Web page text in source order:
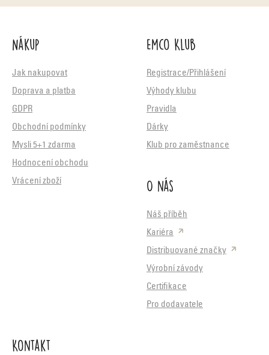
Nákup
Jak nakupovat
Doprava a platba
GDPR
Obchodní podmínky
Mysli 5+1 zdarma
Hodnocení obchodu
Vrácení zboží
Emco Klub
Registrace/Přihlášení
Výhody klubu
Pravidla
Dárky
Klub pro zaměstnance
O nás
Náš příběh
Kariéra
Distribuované značky
Výrobní závody
Certifikace
Pro dodavatele
Kontakt